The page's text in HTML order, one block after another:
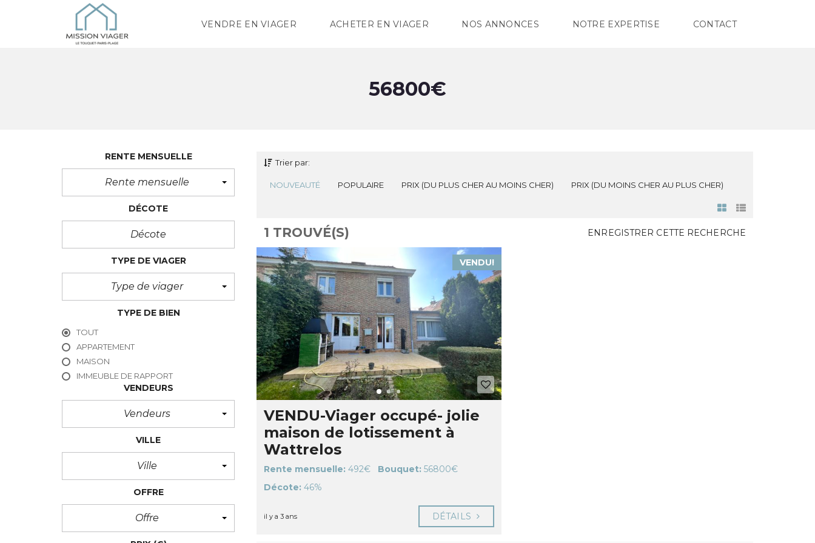
VENDRE EN VIAGER ACHETER EN VIAGER NOS ANNONCES NOTRE EXPERTISE CONTACT
56800€
RENTE MENSUELLE
Rente mensuelle
DÉCOTE
TYPE DE VIAGER
Type de viager
TYPE DE BIEN
TOUT
APPARTEMENT
MAISON
IMMEUBLE DE RAPPORT
VENDEURS
Vendeurs
VILLE
Ville
OFFRE
Offre
Trier par:
NOUVEAUTÉ POPULAIRE PRIX (DU PLUS CHER AU MOINS CHER) PRIX (DU MOINS CHER AU PLUS CHER)
ENREGISTRER CETTE RECHERCHE
1 TROUVÉ(S)
VENDU!
VENDU-Viager occupé- jolie
maison de lotissement à
Wattrelos
Rente mensuelle: 492€ Bouquet: 56800€
Décote: 46%
il y a 3 ans DÉTAILS